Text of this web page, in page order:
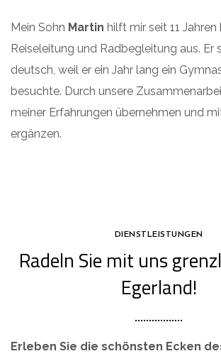
Mein Sohn Martin hilft mir seit 11 Jahren
Reiseleitung und Radbegleitung aus. Er
deutsch, weil er ein Jahr lang ein
besuchte. Durch unsere
meiner Erfahrungen übernehmen und
ergänzen.
DIENSTLEISTUNGEN
Radeln Sie mit uns
Egerland!
Erleben Sie die schönsten Ecken